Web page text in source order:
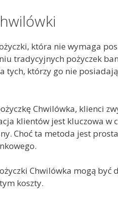
która nie wymaga
tradycyjnych pożyczek
tych, którzy go nie
Chwilówka, klienci
klientów jest kluczowa w
Choć ta metoda jest
Chwilówka mogą być
koszty.